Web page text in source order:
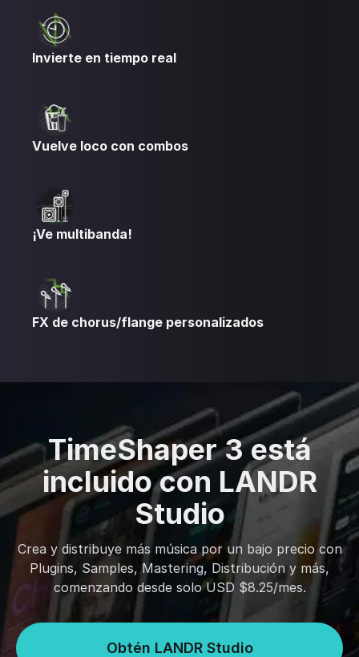
Invierte en tiempo real
Vuelve loco con combos
¡Ve multibanda!
FX de chorus/flange personalizados
TimeShaper 3 está
incluido con LANDR
Studio
Crea y distribuye más música por un bajo precio con
Plugins, Samples, Mastering, Distribución y más,
comenzando desde solo USD $8.25/mes.
Obtén LANDR Studio